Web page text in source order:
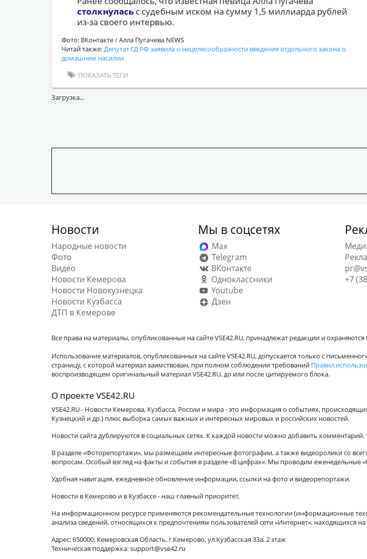
столкнуласьс судебным иском на сумму 1,5 миллиарда рублей
из-за своего интервью.
Фото: ВКонтакте / Алла Пугачева NEWS
Читай также:Депутат ГД РФ заявила о нецелесообразности введения отдельного закона о
домашнем насилии
ПОКАЗАТЬ ТЕГИ
Загрузка...
Новости
Народные новости
Фото
Видео
Новости Кемерова
Новости Новокузнецка
Новости Кузбасса
ДТП в Кемерове
Мы в соцсетях
Max
Telegram
ВКонтакте
Одноклассники
Youtube
Дзен
+7
Все права на материалы, опубликованные на сайте VSE42.RU, принадлежат редакции и охраняются
Использование материалов, опубликованных на сайте VSE42.RU, допускается только с
страницу, с которой материал заимствован, при полном соблюдении требований Правил
воспроизводящем оригинальный материал VSE42.RU, до или после цитируемого блока.
О проекте VSE42.RU
VSE42.RU - Новости Кемерова, Кузбасса, России и мира - это информация о событиях,
Кузнецкий и др.) плюс выборка самых важных и интересных мировых и российских новостей.
Новости сайта дублируются в социальных сетях. К каждой новости можно добавить комментарий.
В разделе «Фоторепортажи», мы размещаем интересные фотографии, а также видеоролики со
вопросам. Особый взгляд на факты и события в разделе «В цифрах». Мы проводим еженедельные
Удобная навигация, ежедневное обновление информации, ссылки на фото и видеорепортажи.
Новости в Кемерово и в Кузбассе - наш главный приоритет.
На информационном ресурсе применяются рекомендательные технологии (информационные
анализа сведений, относящихся к предпочтениям пользователей сети «Интернет», находящихся
Адрес: 650000, Кемеровская Область, г.Кемерово, ул.Кузбасская 33а, 2 этаж
Техническая поддержка: support@vse42.ru